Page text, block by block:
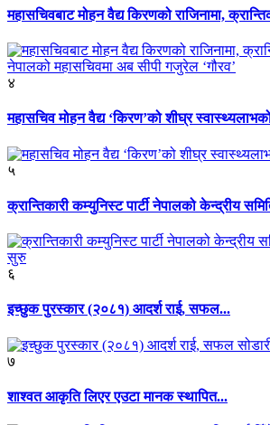
महासचिवबाट मोहन वैद्य किरणको राजिनामा,
४
महासचिव मोहन वैद्य ‘किरण’को शीघ्र
५
क्रान्तिकारी कम्युनिस्ट पार्टी नेपालको केन्द्रीय
६
इच्छुक पुरस्कार (२०८१) आदर्श राई, सफल...
७
शाश्वत आकृति लिएर एउटा मानक स्थापित...